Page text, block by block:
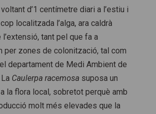
d’1 centímetre diari a l’estiu i
localitzada l’alga, ara caldrà
tant pel que fa a
per zones de colonització, tal com
departament de Medi Ambient de
Caulerpa racemosasuposa un
la flora local, sobretot perquè amb
molt més elevades que la